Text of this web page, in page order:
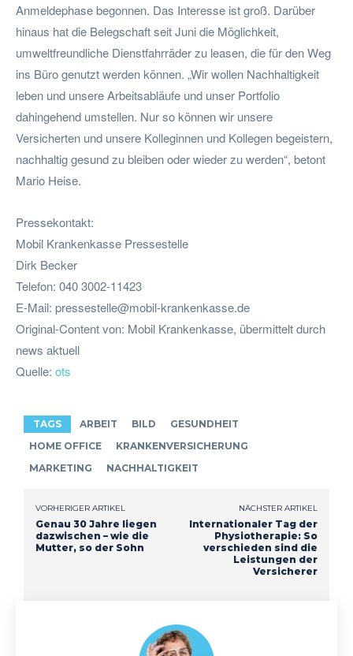
Anmeldephase begonnen. Das Interesse ist groß. Darüber
hinaus hat die Belegschaft seit Juni die Möglichkeit,
umweltfreundliche Dienstfahrräder zu leasen, die für den Weg
ins Büro genutzt werden können. „Wir wollen Nachhaltigkeit
leben und unsere Arbeitsabläufe und unser Portfolio
dahingehend umstellen. Nur so können wir unsere
Versicherten und unsere Kolleginnen und Kollegen begeistern,
nachhaltig gesund zu bleiben oder wieder zu werden“, betont
Mario Heise.
Pressekontakt:
Mobil Krankenkasse Pressestelle
Dirk Becker
Telefon: 040 3002-11423
E-Mail: pressestelle@mobil-krankenkasse.de
Original-Content von: Mobil Krankenkasse, übermittelt durch
news aktuell
Quelle: ots
TAGS ARBEIT BILD
GESUNDHEIT
HOME OFFICE
KRANKENVERSICHERUNG
MARKETING
NACHHALTIGKEIT
VORHERIGER ARTIKEL
Genau 30 Jahre liegen
dazwischen – wie die
Mutter, so der Sohn
NÄCHSTER ARTIKEL
Internationaler Tag der
Physiotherapie: So
verschieden sind die
Leistungen der
Versicherer